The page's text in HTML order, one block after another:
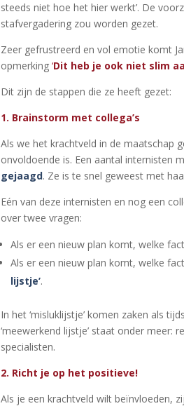
steeds niet hoe het hier werkt’. De
stafvergadering zou worden gezet.
Zeer gefrustreerd en vol emotie komt
opmerking‘Dit heb je ook niet slim
Dit zijn de stappen die ze heeft gezet:
1. Brainstorm met collega’s
Als we het krachtveld in de maatschap
onvoldoende is. Een aantal internisten
gejaagd. Ze is te snel geweest met
Eén van deze internisten en nog een
over twee vragen:
Als er een nieuw plan komt, welke
Als er een nieuw plan komt, welke
lijstje’.
In het ‘misluklijstje’ komen zaken als
‘meewerkend lijstje’ staat onder meer:
specialisten.
2. Richt je op het positieve!
Als je een krachtveld wilt beïnvloeden,